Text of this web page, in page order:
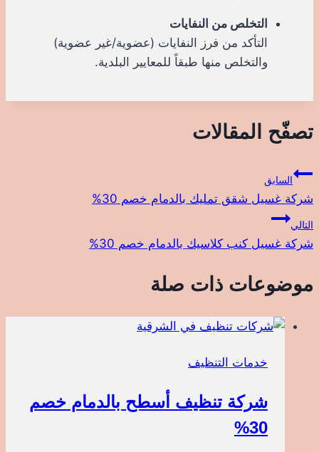
التخلص من النفايات
التأكد من فرز النفايات (عضوية/غير عضوية)
والتخلص منها طبقاً للمعايير البلدية.
تصفّح المقالات
السابق
شركة غسيل شقق تمليك بالدمام خصم 30%
التالي
شركة غسيل كنب كلاسيك بالدمام خصم 30%
موضوعات ذات صلة
خدمات التنظيف
شركة تنظيف أسطح بالدمام خصم
30%